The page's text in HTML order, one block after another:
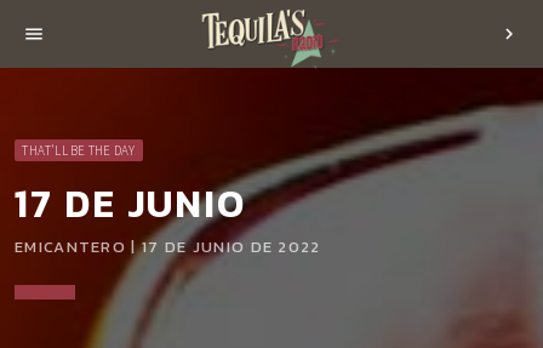
menu chevron_right
THAT'LL BE THE DAY
17 DE JUNIO
EMICANTERO | 17 DE JUNIO DE 2022